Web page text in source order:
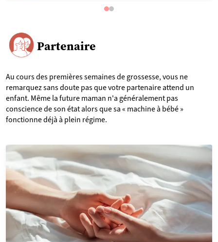
Partenaire
Au cours des premières semaines de grossesse, vous ne
remarquez sans doute pas que votre partenaire attend un
enfant. Même la future maman n'a généralement pas
conscience de son état alors que sa « machine à bébé »
fonctionne déjà à plein régime.